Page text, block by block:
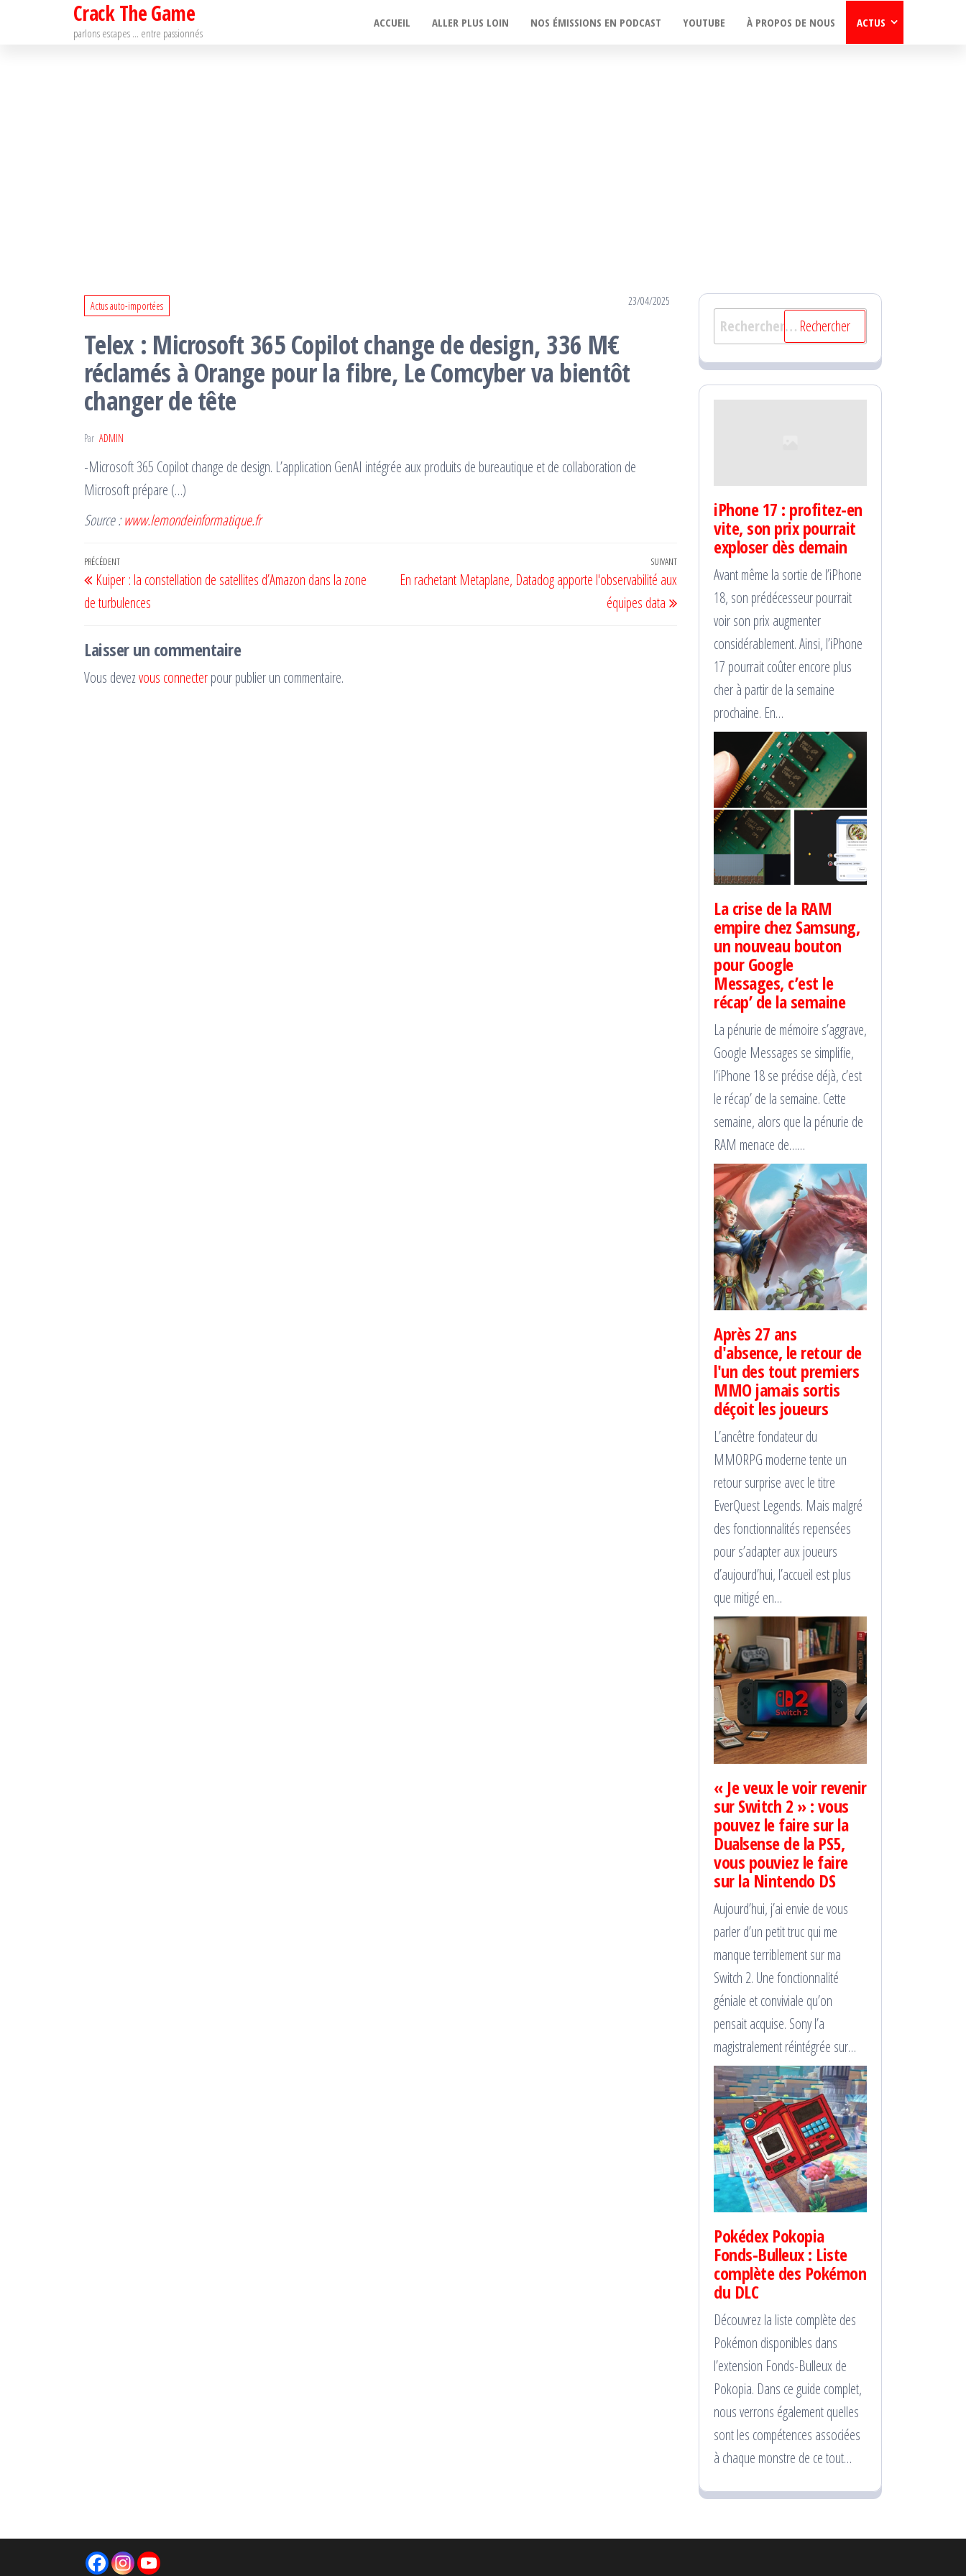
Crack The Game
parlons escapes … entre passionnés
ACCUEIL ALLER PLUS LOIN NOS ÉMISSIONS EN PODCAST YOUTUBE À PROPOS DE NOUS ACTUS
Actus auto-importées 23/04/2025
Telex : Microsoft 365 Copilot change de design, 336 M€
réclamés à Orange pour la fibre, Le Comcyber va bientôt
changer de tête
Par ADMIN
-Microsoft 365 Copilot change de design. L’application GenAI intégrée aux produits de bureautique et de collaboration de
Microsoft prépare (…)
Source :www.lemondeinformatique.fr
Navigation
de
l’article
Article
précédent
PRÉCÉDENT
Kuiper : la constellation de satellites d’Amazon dans la zone
de turbulences
Article
SUIVANT
En rachetant Metaplane, Datadog apporte l'observabilité aux
équipes data
Laisser un commentaire
Vous devezvous connecterpour publier un commentaire.
Rechercher :
iPhone 17 : profitez-en
vite, son prix pourrait
exploser dès demain
Avant même la sortie de l’iPhone
18, son prédécesseur pourrait
voir son prix augmenter
considérablement. Ainsi, l’iPhone
17 pourrait coûter encore plus
cher à partir de la semaine
prochaine. En…
La crise de la RAM
empire chez Samsung,
un nouveau bouton
pour Google
Messages, c’est le
récap’ de la semaine
La pénurie de mémoire s’aggrave,
Google Messages se simplifie,
l’iPhone 18 se précise déjà, c’est
le récap’ de la semaine. Cette
semaine, alors que la pénurie de
RAM menace de……
Après 27 ans
d'absence, le retour de
l'un des tout premiers
MMO jamais sortis
déçoit les joueurs
L’ancêtre fondateur du
MMORPG moderne tente un
retour surprise avec le titre
EverQuest Legends. Mais malgré
des fonctionnalités repensées
pour s’adapter aux joueurs
d’aujourd’hui, l’accueil est plus
que mitigé en…
« Je veux le voir revenir
sur Switch 2 » : vous
pouvez le faire sur la
Dualsense de la PS5,
vous pouviez le faire
sur la Nintendo DS
Aujourd’hui, j’ai envie de vous
parler d’un petit truc qui me
manque terriblement sur ma
Switch 2. Une fonctionnalité
géniale et conviviale qu’on
pensait acquise. Sony l’a
magistralement réintégrée sur…
Pokédex Pokopia
Fonds-Bulleux : Liste
complète des Pokémon
du DLC
Découvrez la liste complète des
Pokémon disponibles dans
l’extension Fonds-Bulleux de
Pokopia. Dans ce guide complet,
nous verrons également quelles
sont les compétences associées
à chaque monstre de ce tout…